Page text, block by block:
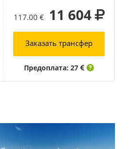
117.00 € 11 604
Заказать трансфер
Предоплата: 27